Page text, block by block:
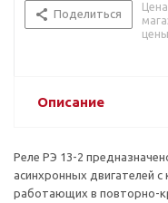
Поделиться
цены
Описание
Реле РЭ 13-2
асинхронных двигателей
работающих в повторно-